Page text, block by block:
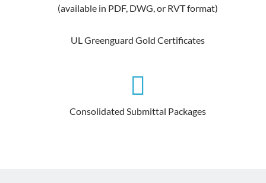
(available in PDF, DWG, or RVT format)
UL Greenguard Gold Certificates
Consolidated Submittal Packages